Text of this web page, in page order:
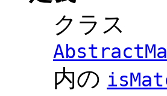
クラス
内の